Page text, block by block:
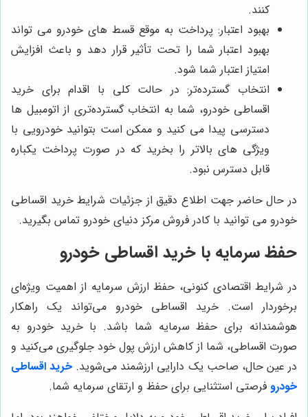
کنند.
بهبود اعتبار: پرداخت به موقع قسط های خودرو می تواند
بهبود اعتبار شما را تحت تأثیر قرار دهد و باعث افزایش
امتیاز اعتبار شما شود.
انتخاب گسترده‌تر: در حالت کلی با اقدام برای خرید
اقساطی خودرو، شما به انتخاب گسترده‌تری از اتومبیل ها
دسترسی پیدا می کنید و ممکن است بتوانید خودرویی با
ویژگی های بالاتر را بخرید که در صورت پرداخت یکباره
قابل دسترس نبود.
در حال حاضر جهت اطلاع دقیق از جزئیات شرایط خرید اقساطی
خودرو می توانید با کادر فروش مرکز دنیای خودرو تماس بگیرید.
حفظ سرمایه با خرید اقساطی خودرو
در شرایط اقتصادی کنونی، حفظ ارزش سرمایه از اهمیت ویژه‌ای
برخوردار است. خرید اقساطی خودرو می‌تواند یک راهکار
هوشمندانه برای حفظ سرمایه شما باشد. با خرید خودرو به
صورت اقساطی، شما از کاهش ارزش پول خود جلوگیری می‌کنید و
در عین حال، صاحب یک دارایی ارزشمند می‌شوید. خرید اقساطی
خودرو فرصتی استثنایی برای حفظ و ارتقای سرمایه شما.